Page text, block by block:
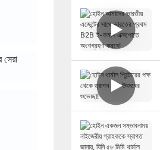
সেরা